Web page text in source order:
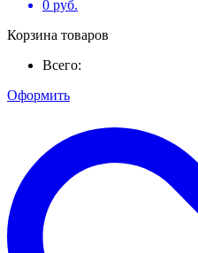
0 руб.
Корзина товаров
Всего:
Оформить